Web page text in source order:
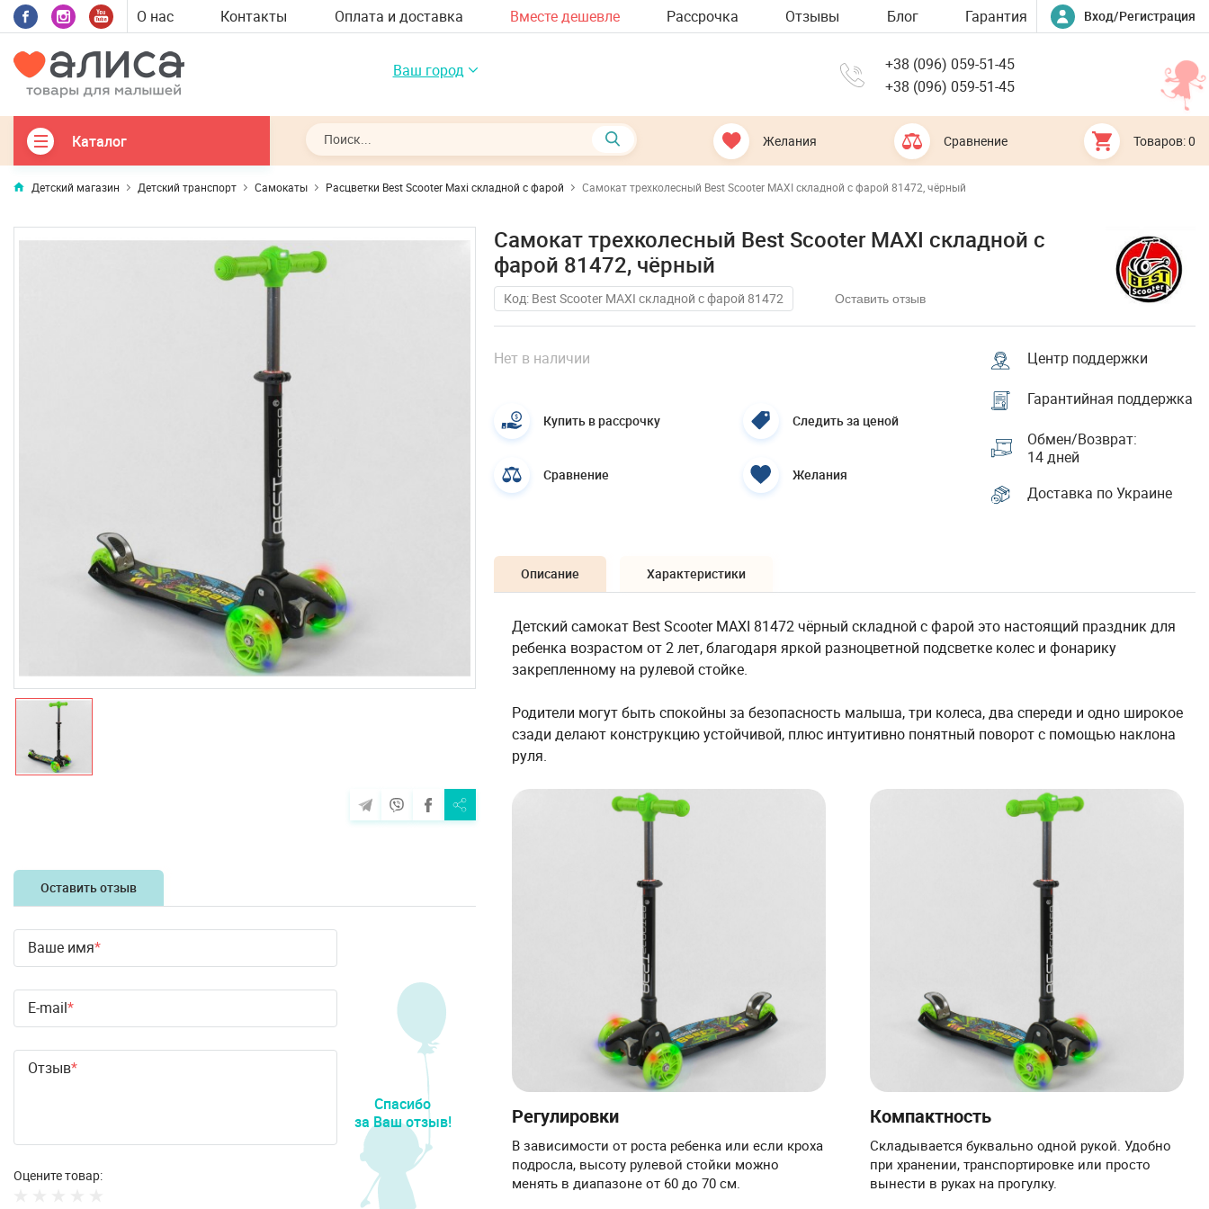
О нас Контакты Оплата и доставка Вместе дешевле Рассрочка Отзывы Блог Гарантия Вход/Регистрация
Ваш город
+38 (096) 059-51-45
+38 (096) 059-51-45
Каталог Желания Сравнение Товаров: 0
Детский магазин Детский транспорт Самокаты Расцветки Best Scooter Maxi складной с фарой Самокат трехколесный Best Scooter MAXI складной с фарой 81472, чёрный
Оставить отзыв
Ваше имя
E-mail
Отзыв
Оцените товар:
Спасибо
за Ваш отзыв!
Самокат трехколесный Best Scooter MAXI складной с
фарой 81472, чёрный
Код: Best Scooter MAXI складной с фарой 81472 Оставить отзыв
Нет в наличии
Купить в рассрочку Следить за ценой
Сравнение Желания
Центр поддержки
Гарантийная поддержка
Обмен/Возврат:
14 дней
Доставка по Украине
Описание Характеристики
Детский самокат Best Scooter MAXI 81472 чёрный складной с фарой это настоящий праздник для
ребенка возрастом от 2 лет, благодаря яркой разноцветной подсветке колес и фонарику
закрепленному на рулевой стойке.
Родители могут быть спокойны за безопасность малыша, три колеса, два спереди и одно широкое
сзади делают конструкцию устойчивой, плюс интуитивно понятный поворот с помощью наклона
руля.
Регулировки
В зависимости от роста ребенка или если кроха
подросла, высоту рулевой стойки можно
менять в диапазоне от 60 до 70 см.
Компактность
Складывается буквально одной рукой. Удобно
при хранении, транспортировке или просто
вынести в руках на прогулку.